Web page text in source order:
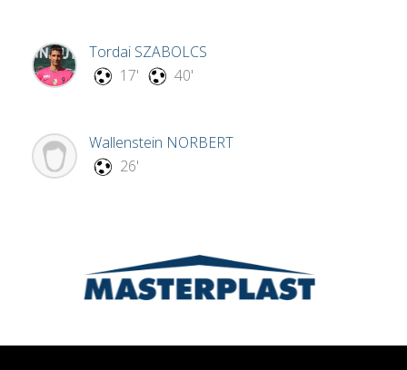
Tordai SZABOLCS
17'
40'
Wallenstein NORBERT
26'